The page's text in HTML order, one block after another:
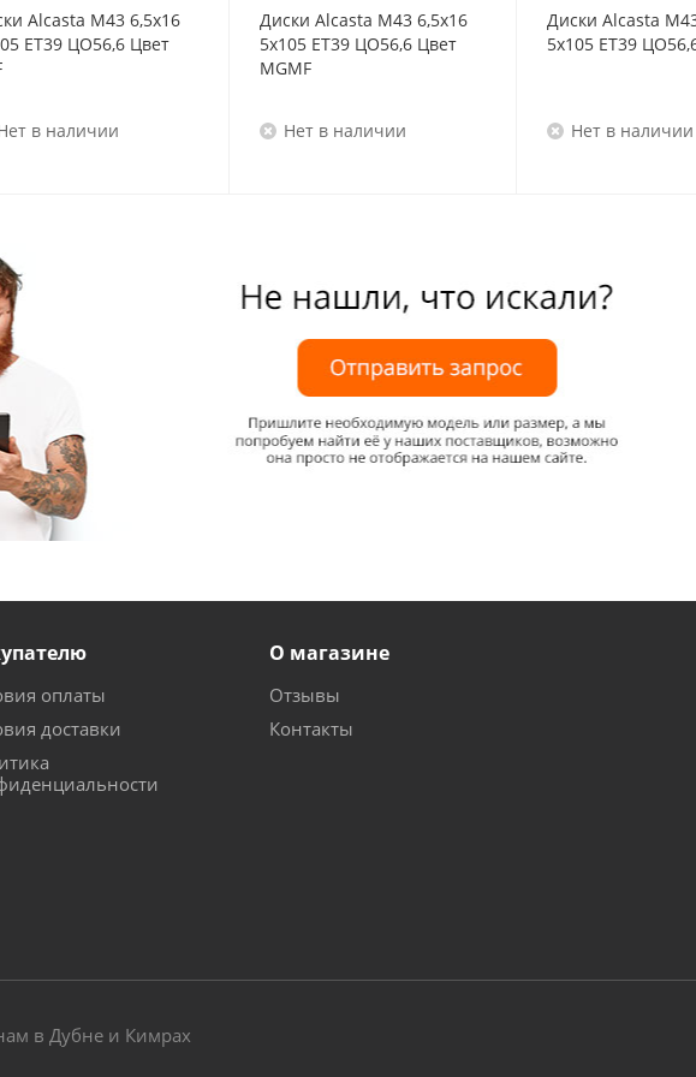
Alcasta M43 6,5x16
ET39 ЦО56,6 Цвет
в наличии
Диски Alcasta M43 6,5x16
5x105 ET39 ЦО56,6 Цвет
MGMF
Нет в наличии
Диски Alcasta
5x105 ET39
Нет в наличии
оплаты
доставки
О магазине
Отзывы
Контакты
в Дубне и Кимрах